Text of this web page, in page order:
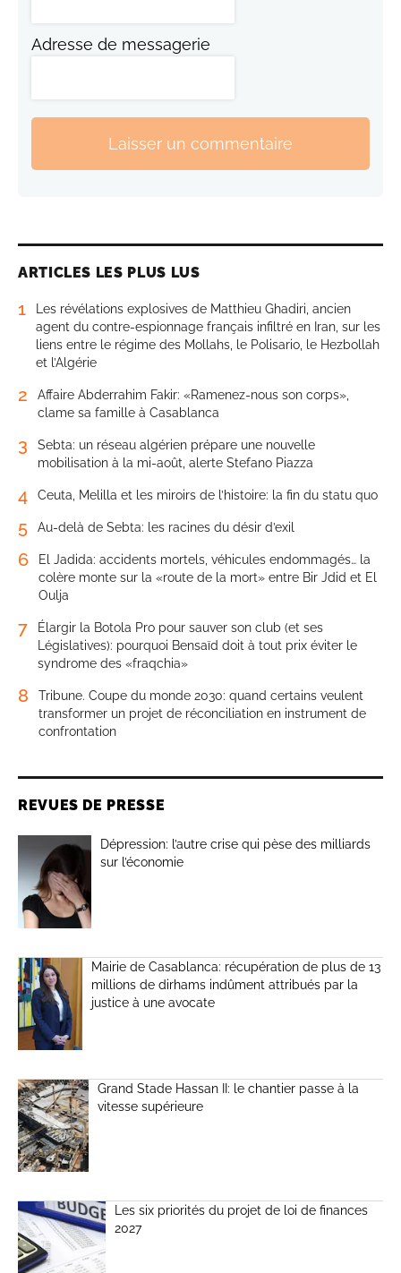
Adresse de messagerie
Laisser un commentaire
ARTICLES LES PLUS LUS
1
Les révélations explosives de Matthieu Ghadiri, ancien
agent du contre-espionnage français infiltré en Iran, sur les
liens entre le régime des Mollahs, le Polisario, le Hezbollah
et l’Algérie
2
Affaire Abderrahim Fakir: «Ramenez-nous son corps»,
clame sa famille à Casablanca
3
Sebta: un réseau algérien prépare une nouvelle
mobilisation à la mi-août, alerte Stefano Piazza
4 Ceuta, Melilla et les miroirs de l’histoire: la fin du statu quo
5 Au-delà de Sebta: les racines du désir d’exil
6
El Jadida: accidents mortels, véhicules endommagés… la
colère monte sur la «route de la mort» entre Bir Jdid et El
Oulja
7
Élargir la Botola Pro pour sauver son club (et ses
Législatives): pourquoi Bensaïd doit à tout prix éviter le
syndrome des «fraqchia»
8
Tribune. Coupe du monde 2030: quand certains veulent
transformer un projet de réconciliation en instrument de
confrontation
REVUES DE PRESSE
Dépression: l’autre crise qui pèse des milliards
sur l’économie
Mairie de Casablanca: récupération de plus de 13
millions de dirhams indûment attribués par la
justice à une avocate
Grand Stade Hassan II: le chantier passe à la
vitesse supérieure
Les six priorités du projet de loi de finances
2027